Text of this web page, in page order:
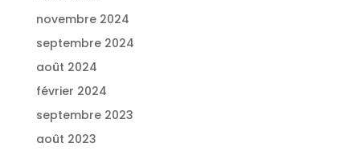
novembre 2024
septembre 2024
août 2024
février 2024
septembre 2023
août 2023